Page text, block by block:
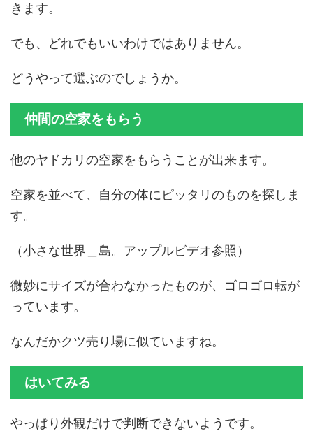
きます。
でも、どれでもいいわけではありません。
どうやって選ぶのでしょうか。
仲間の空家をもらう
他のヤドカリの空家をもらうことが出来ます。
空家を並べて、自分の体にピッタリのものを探しま
す。
（小さな世界＿島。アップルビデオ参照）
微妙にサイズが合わなかったものが、ゴロゴロ転が
っています。
なんだかクツ売り場に似ていますね。
はいてみる
やっぱり外観だけで判断できないようです。